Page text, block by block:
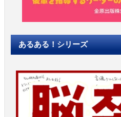
あるある！シリーズ